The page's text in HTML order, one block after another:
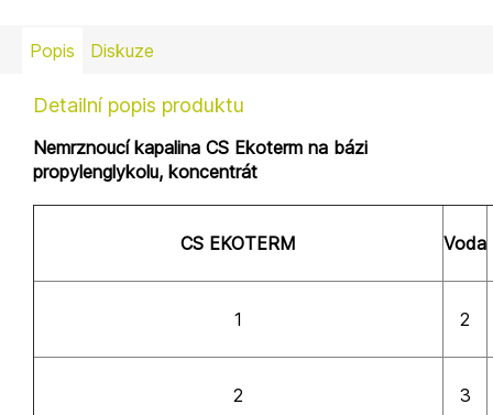
Popis Diskuze
Detailní popis produktu
Nemrznoucí kapalina CS Ekoterm na bázi
propylenglykolu, koncentrát
CS EKOTERM Voda
1 2
2 3